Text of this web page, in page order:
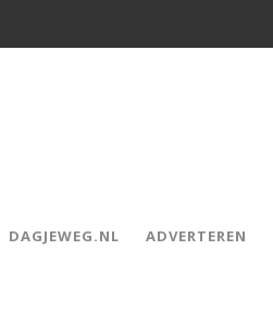
DAGJEWEG.NL ADVERTEREN